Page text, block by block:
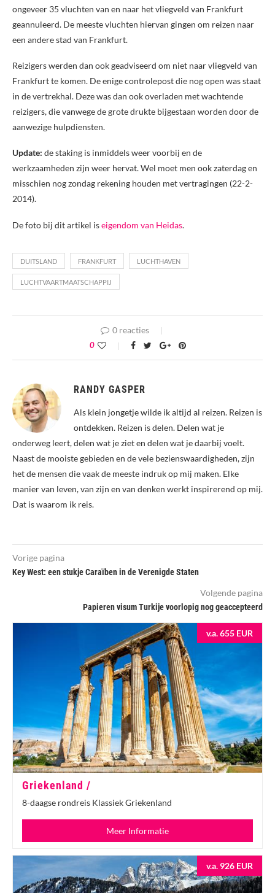
ongeveer 35 vluchten van en naar het vliegveld van Frankfurt
geannuleerd. De meeste vluchten hiervan gingen om reizen naar
een andere stad van Frankfurt.
Reizigers werden dan ook geadviseerd om niet naar vliegveld van
Frankfurt te komen. De enige controlepost die nog open was staat
in de vertrekhal. Deze was dan ook overladen met wachtende
reizigers, die vanwege de grote drukte bijgestaan worden door de
aanwezige hulpdiensten.
Update: de staking is inmiddels weer voorbij en de
werkzaamheden zijn weer hervat. Wel moet men ook zaterdag en
misschien nog zondag rekening houden met vertragingen (22-2-
2014).
De foto bij dit artikel iseigendom van Heidas.
DUITSLAND FRANKFURT LUCHTHAVEN
LUCHTVAARTMAATSCHAPPIJ
0 reacties
0
RANDY GASPER
Als klein jongetje wilde ik altijd al reizen. Reizen is
ontdekken. Reizen is delen. Delen wat je
onderweg leert, delen wat je ziet en delen wat je daarbij voelt.
Naast de mooiste gebieden en de vele bezienswaardigheden, zijn
het de mensen die vaak de meeste indruk op mij maken. Elke
manier van leven, van zijn en van denken werkt inspirerend op mij.
Dat is waarom ik reis.
Vorige pagina
Key West: een stukje Caraïben in de Verenigde Staten
Volgende pagina
Papieren visum Turkije voorlopig nog geaccepteerd
v.a. 655 EUR
Griekenland /
8-daagse rondreis Klassiek Griekenland
Meer Informatie
v.a. 926 EUR